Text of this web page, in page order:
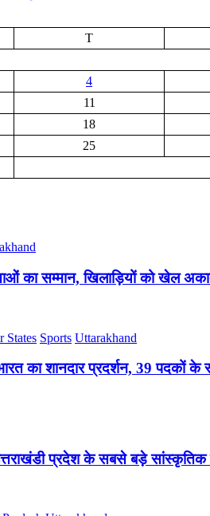
T
4
11
18
25
का सम्मान, खिलाड़ियों को खेल
States Sports Uttarakhand
का शानदार प्रदर्शन, 39 पदकों के
उत्तराखंडी प्रदेश के सबसे बड़े